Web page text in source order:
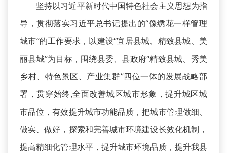
坚持以习近平新时代中国特色社会主义思想为指
导，贯彻落实习近平总书记提出的“像绣花一样管理
城市”的工作要求，以建设“宜居县城、精致县城、美
丽县城”为目标，围绕县委、县政府“精致县城、秀美
乡村、特色景区、产业集群”四位一体的发展战略部
署，贯穿始终,全面改善城区城市形象，提升城区城
市品位，有效提升城市功能品质，把城市管理做细、
做实、做好，探索和完善城市环境建设长效化机制，
提高精细化管理水平，提升城市环境品质，提升我县